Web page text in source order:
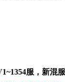
服，新混